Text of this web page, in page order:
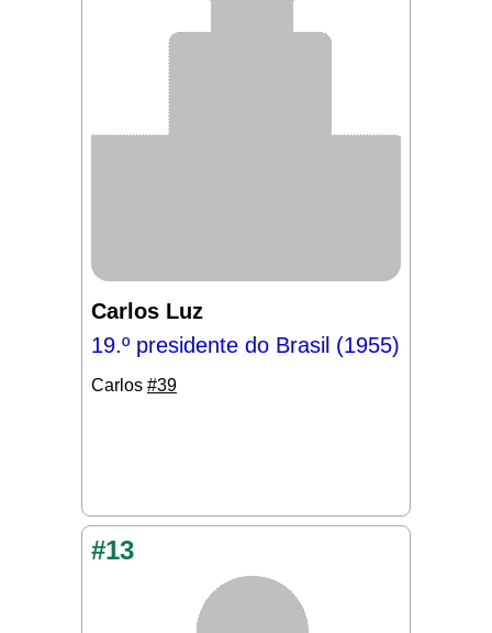
Carlos Luz
19.º presidente do Brasil (1955)
Carlos #39
#13